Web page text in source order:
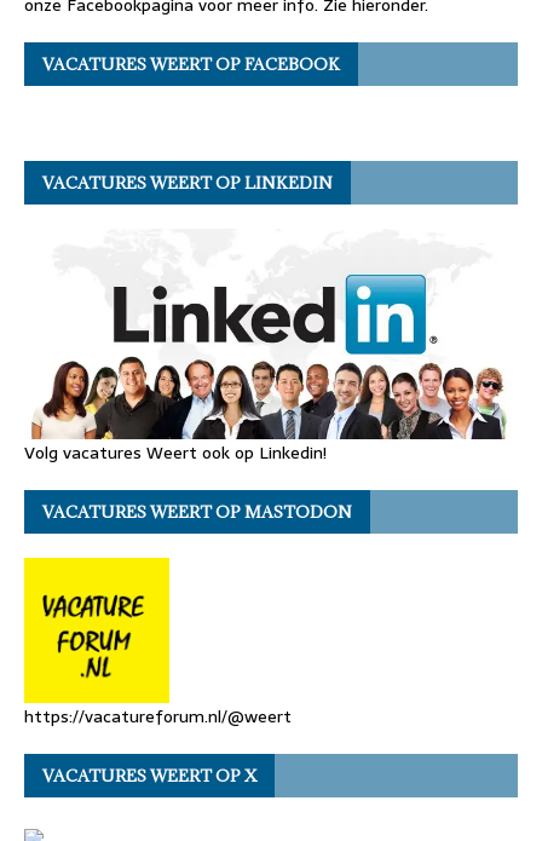
VACATURES WEERT OP FACEBOOK
VACATURES WEERT OP LINKEDIN
Volg vacatures Weert ook op Linkedin!
VACATURES WEERT OP MASTODON
https://vacatureforum.nl/@weert
VACATURES WEERT OP X